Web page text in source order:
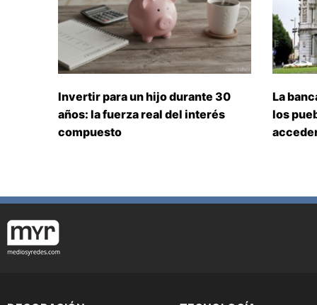
Invertir para un hijo durante 30
años: la fuerza real del interés
compuesto
La
los